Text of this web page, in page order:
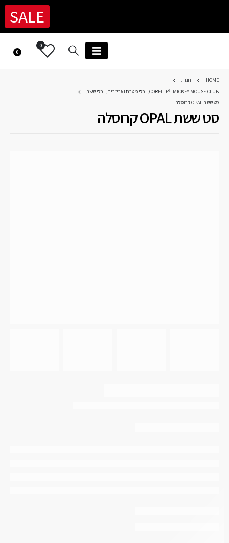
SALE
0
0
HOME
חנות
CORELLE® -MICKEY MOUSE CLUB
, כלי מטבח ואביזרים, כלי ששת
סט ששת OPAL קרוסלה
סט ששת OPAL קרוסלה